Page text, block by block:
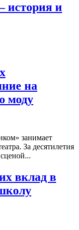
история и
на
моду
занимает
За десятилетия
вклад в